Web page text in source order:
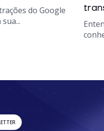
do Google